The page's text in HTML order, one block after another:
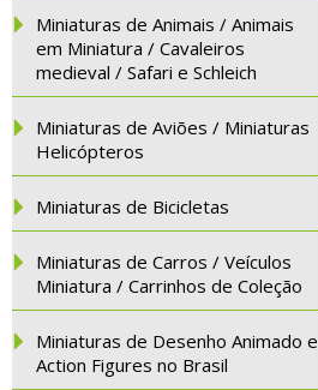
Miniaturas de Animais / Animais
em Miniatura / Cavaleiros
medieval / Safari e Schleich
Miniaturas de Aviões / Miniaturas
Helicópteros
Miniaturas de Bicicletas
Miniaturas de Carros / Veículos
Miniatura / Carrinhos de Coleção
Miniaturas de Desenho Animado e
Action Figures no Brasil